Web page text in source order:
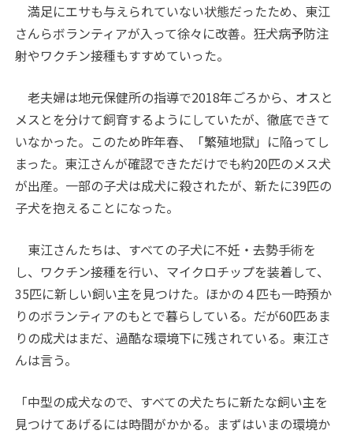
満足にエサも与えられていない状態だったため、東江
さんらボランティアが入って徐々に改善。狂犬病予防注
射やワクチン接種もすすめていった。
老夫婦は地元保健所の指導で2018年ごろから、オスと
メスとを分けて飼育するようにしていたが、徹底できて
いなかった。このため昨年春、「繁殖地獄」に陥ってし
まった。東江さんが確認できただけでも約20匹のメス犬
が出産。一部の子犬は成犬に殺されたが、新たに39匹の
子犬を抱えることになった。
東江さんたちは、すべての子犬に不妊・去勢手術を
し、ワクチン接種を行い、マイクロチップを装着して、
35匹に新しい飼い主を見つけた。ほかの４匹も一時預か
りのボランティアのもとで暮らしている。だが60匹あま
りの成犬はまだ、過酷な環境下に残されている。東江さ
んは言う。
「中型の成犬なので、すべての犬たちに新たな飼い主を
見つけてあげるには時間がかかる。まずはいまの環境か